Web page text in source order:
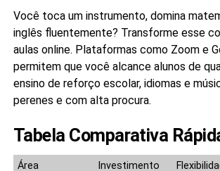
Você toca um instrumento, domina
inglês fluentemente? Transforme esse
aulas online. Plataformas como Zoom e
permitem que você alcance alunos de
ensino de reforço escolar, idiomas e
perenes e com alta procura.
Tabela Comparativa
Área
Investimento